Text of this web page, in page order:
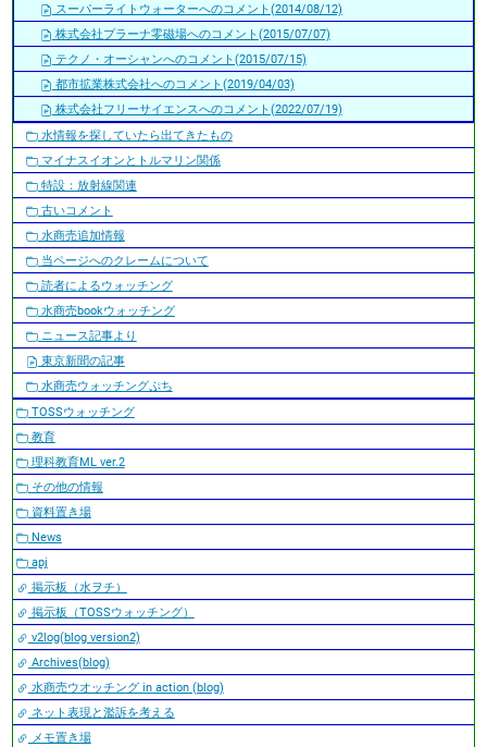
スーパーライトウォーターへのコメント(2014/08/12)
株式会社プラーナ零磁場へのコメント(2015/07/07)
テクノ・オーシャンへのコメント(2015/07/15)
都市拡業株式会社へのコメント(2019/04/03)
株式会社フリーサイエンスへのコメント(2022/07/19)
水情報を探していたら出てきたもの
マイナスイオンとトルマリン関係
特設：放射線関連
古いコメント
水商売追加情報
当ページへのクレームについて
読者によるウォッチング
水商売bookウォッチング
ニュース記事より
東京新聞の記事
水商売ウォッチングぷち
TOSSウォッチング
教育
理科教育ML ver.2
その他の情報
資料置き場
News
apj
掲示板（水ヲチ）
掲示板（TOSSウォッチング）
v2log(blog version2)
Archives(blog)
水商売ウオッチング in action (blog)
ネット表現と濫訴を考える
メモ置き場